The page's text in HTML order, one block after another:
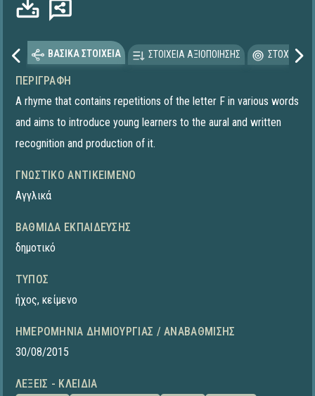
ΒΑΣΙΚΑ ΣΤΟΙΧΕΙΑ ΣΤΟΙΧΕΙΑ ΑΞΙΟΠΟΙΗΣΗΣ
ΠΕΡΙΓΡΑΦΉ
A rhyme that contains repetitions of the letter F in various words
and aims to introduce young learners to the aural and written
recognition and production of it.
ΓΝΩΣΤΙΚΌ ΑΝΤΙΚΕΊΜΕΝΟ
Αγγλικά
ΒΑΘΜΊΔΑ ΕΚΠΑΊΔΕΥΣΗΣ
δημοτικό
ΤΎΠΟΣ
ήχος, κείμενο
ΗΜΕΡΟΜΗΝΊΑ ΔΗΜΙΟΥΡΓΊΑΣ / ΑΝΑΒΆΘΜΙΣΗΣ
30/08/2015
ΛΈΞΕΙΣ - ΚΛΕΙΔΙΆ